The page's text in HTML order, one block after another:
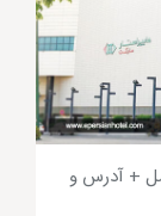
برای بچه
هر کوچک و
خرید بزرگ
نیز می
+ آدرس و